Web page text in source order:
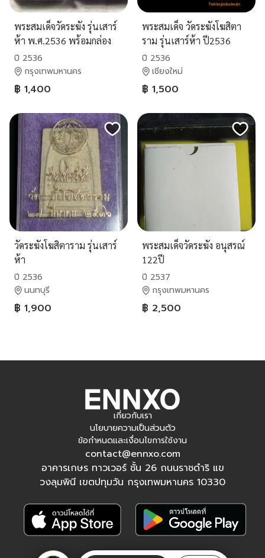
พระสมเด็จวัดระฆัง รุ่นเสาร์
ห้า พ.ศ.2536 พร้อมกล่อง
ปี 2536
กรุงเทพมหานคร
฿ 1,400
พระสมเด็จ วัดระฆังโฆสิตา
ราม รุ่นเสาร์ห้า ปี2536
พิมพ์พระประธานใหญ่ เกศ
ทลุซุ้ม สภาพสวยแท้จากวัด
ปี 2536
เชียงใหม่
฿ 1,500
วัดระฆังโฆสิตาราม รุ่นเสาร์
ห้า
ปี 2536
นนทบุรี
฿ 1,900
พระสมเด็จวัดระฆัง อนุสรณ์
122ปี
ปี 2537
กรุงเทพมหานคร
฿ 2,500
เกี่ยวกับเรา
นโยบายความเป็นส่วนตัว
ข้อกำหนดและเงื่อนไขการใช้งาน
contact@ennxo.com
อาคารเกษร ทาวเวอร์ ชั้น 26 ถนนราชดำริ แข
วงลุมพินี เขตปทุมวัน กรุงเทพมหานคร 10330